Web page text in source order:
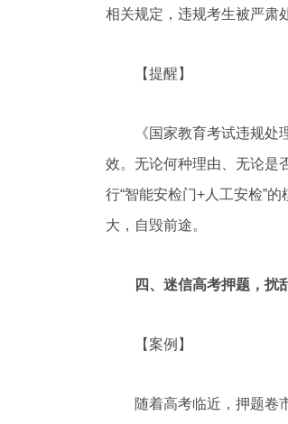
相关规定，违规考生被严肃
【提醒】
《国家教育考试违规处理
效。无论何种理由、无论是
行“智能安检门+人工安检”
大，自毁前途。
四、迷信高考押题，扰
【案例】
随着高考临近，押题卷市